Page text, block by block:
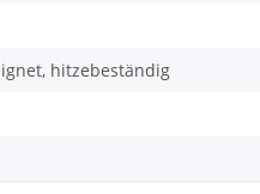
hitzebeständig